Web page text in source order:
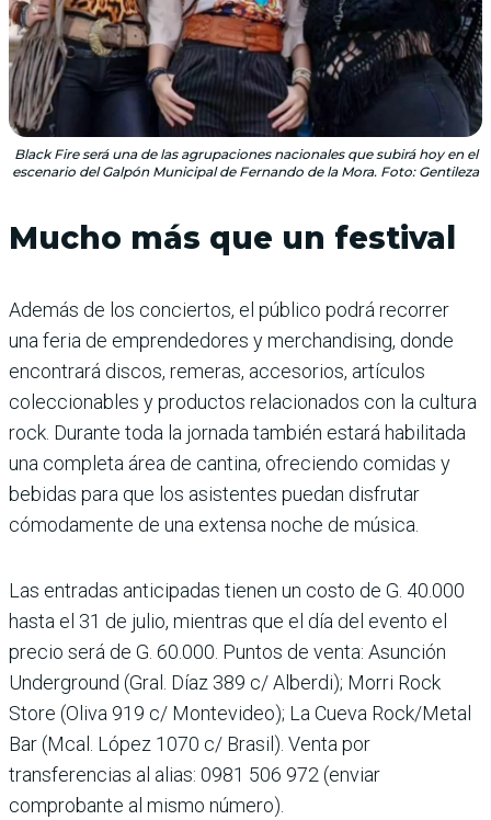
Black Fire será una de las agrupaciones nacionales que subirá hoy en el
escenario del Galpón Municipal de Fernando de la Mora. Foto: Gentileza
Mucho más que un festival
Además de los conciertos, el público podrá recorrer
una feria de emprendedores y merchandising, donde
encontrará discos, remeras, accesorios, artículos
coleccionables y productos relacionados con la cultura
rock. Durante toda la jornada también estará habilitada
una completa área de cantina, ofreciendo comidas y
bebidas para que los asistentes puedan disfrutar
cómodamente de una extensa noche de música.
Las entradas anticipadas tienen un costo de G. 40.000
hasta el 31 de julio, mientras que el día del evento el
precio será de G. 60.000. Puntos de venta: Asunción
Underground (Gral. Díaz 389 c/ Alberdi); Morri Rock
Store (Oliva 919 c/ Montevideo); La Cueva Rock/Metal
Bar (Mcal. López 1070 c/ Brasil). Venta por
transferencias al alias: 0981 506 972 (enviar
comprobante al mismo número).